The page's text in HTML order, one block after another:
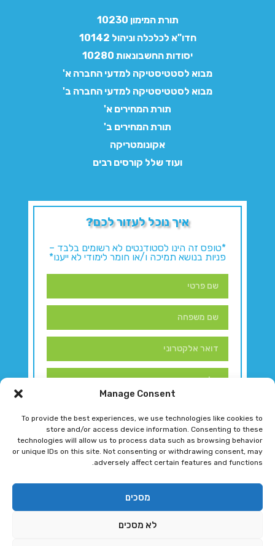
Manage Consent
To provide the best experiences, we use technologies like cookies to
store and/or access device information. Consenting to these
technologies will allow us to process data such as browsing behavior
or unique IDs on this site. Not consenting or withdrawing consent, may
adversely affect certain features and functions.
מסכים
לא מסכים
תורת המימון 10230
חדו"א לכלכלה וניהול 10142
יסודות החשבונאות 10280
מבוא לסטטיסטיקה למדעי החברה א'
מבוא לסטטיסטיקה למדעי החברה ב'
תורת המחירים א'
תורת המחירים ב'
אקונומטריקה
ועוד שלל קורסים רבים
איך נוכל לעזור לכם?
*טופס זה הינו לסטודנטים לא רשומים בלבד –
פניות בנושא תמיכה ו/או חומר לימודי לא ייענו*